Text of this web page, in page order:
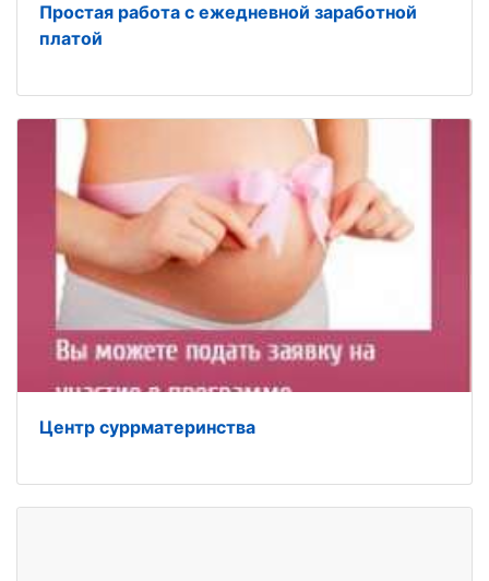
Простая работа с ежедневной заработной
платой
Центр суррматеринства